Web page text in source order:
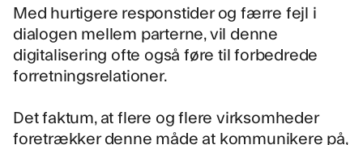
Med hurtigere responstider og færre fejl i
dialogen mellem parterne, vil denne
digitalisering ofte også føre til forbedrede
forretningsrelationer.
Det faktum, at flere og flere virksomheder
foretrækker denne måde at kommunikere på,